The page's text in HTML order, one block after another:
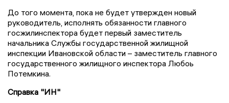
До того момента, пока не будет утвержден новый
руководитель, исполнять обязанности главного
госжилинспектора будет первый заместитель
начальника Службы государственной жилищной
инспекции Ивановской области – заместитель главного
государственного жилищного инспектора Любоь
Потемкина.
Справка "ИН"